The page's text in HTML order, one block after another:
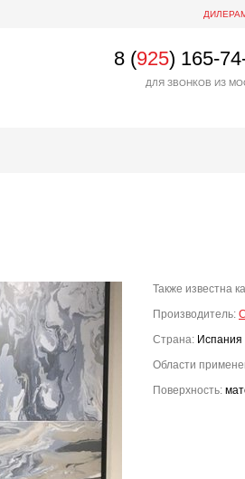
8 (925) 165-
ДЛЯ ЗВОНКОВ ИЗ
Также известна
Производитель:
Страна: Испания
Области
Поверхность: